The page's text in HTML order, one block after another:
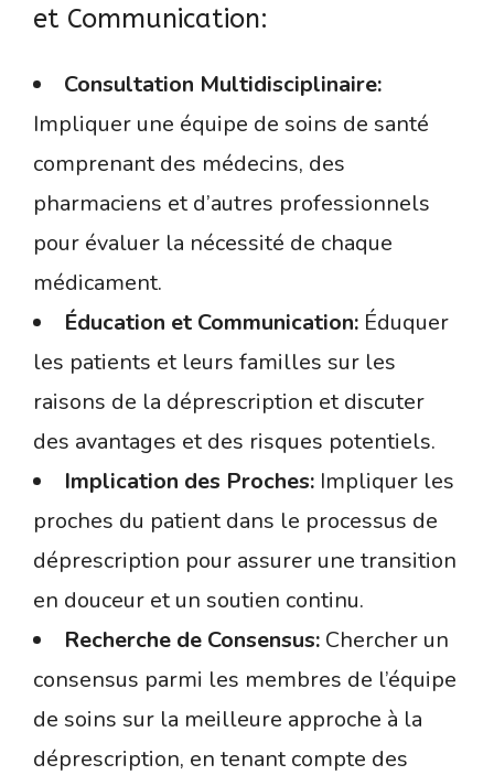
et Communication:
Consultation Multidisciplinaire:
Impliquer une équipe de soins de santé
comprenant des médecins, des
pharmaciens et d’autres professionnels
pour évaluer la nécessité de chaque
médicament.
Éducation et Communication: Éduquer
les patients et leurs familles sur les
raisons de la déprescription et discuter
des avantages et des risques potentiels.
Implication des Proches: Impliquer les
proches du patient dans le processus de
déprescription pour assurer une transition
en douceur et un soutien continu.
Recherche de Consensus: Chercher un
consensus parmi les membres de l’équipe
de soins sur la meilleure approche à la
déprescription, en tenant compte des